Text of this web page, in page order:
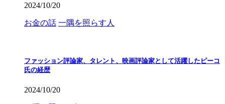
2024/10/20
お金の話 一隅を照らす人
ファッション評論家、タレント、映画評論家として活躍したピーコ
氏の経歴
2024/10/20